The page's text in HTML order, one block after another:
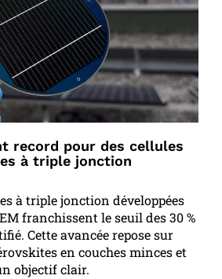
record pour des cellules
à triple jonction
à triple jonction développées
franchissent le seuil des 30 %
Cette avancée repose sur
en couches minces et
objectif clair.